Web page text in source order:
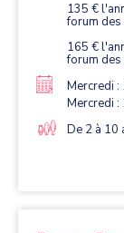
135 €
forum
165 €
forum des
Mercredi :
Mercredi :
De 2 à 10